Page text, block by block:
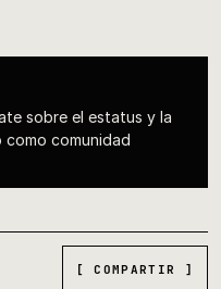
sobre el estatus y la
comunidad
[ COMPARTIR ]